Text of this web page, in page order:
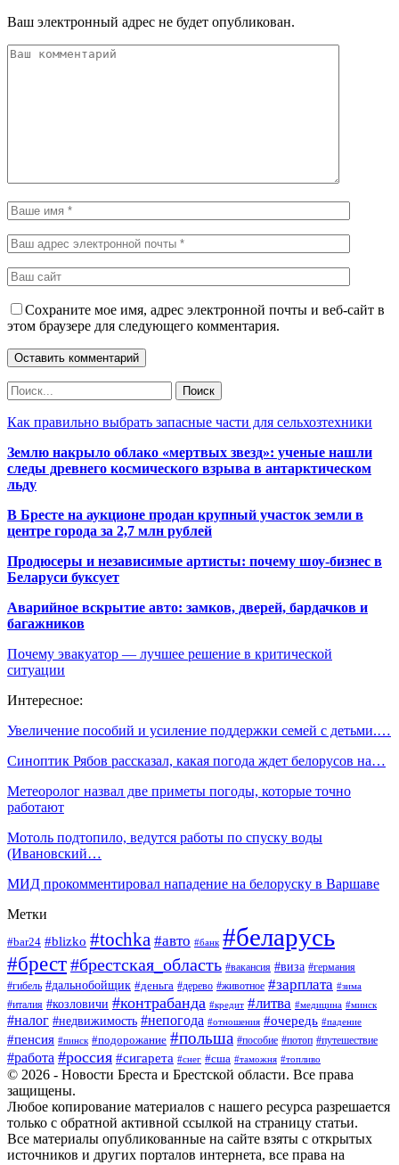
Ваш электронный адрес не будет опубликован.
Сохраните мое имя, адрес электронной почты и веб-сайт в
этом браузере для следующего комментария.
Как правильно выбрать запасные части для сельхозтехники
Землю накрыло облако «мертвых звезд»: ученые нашли
следы древнего космического взрыва в антарктическом
льду
В Бресте на аукционе продан крупный участок земли в
центре города за 2,7 млн рублей
Продюсеры и независимые артисты: почему шоу-бизнес в
Беларуси буксует
Аварийное вскрытие авто: замков, дверей, бардачков и
багажников
Почему эвакуатор — лучшее решение в критической
ситуации
Интересное:
Увеличение пособий и усиление поддержки семей с детьми.…
Синоптик Рябов рассказал, какая погода ждет белорусов на…
Метеоролог назвал две приметы погоды, которые точно
работают
Мотоль подтопило, ведутся работы по спуску воды
(Ивановский…
МИД прокомментировал нападение на белоруску в Варшаве
Метки
#bar24 #blizko #tochka #авто #банк #беларусь
#брест#брестская_область #вакансия #виза #германия
#гибель #дальнобойщик #деньга #дерево #животное #зарплата #зима
#италия #козловичи #контрабанда #кредит #литва #медицина #минск
#налог #недвижимость #непогода #отношения #очередь #падение
#пенсия #пинск #подорожание #польша #пособие #потоп #путешествие
#работа #россия #сигарета #снег #сша #таможня #топливо
© 2026 - Новости Бреста и Брестской области. Все права
защищены.
Любое копирование материалов с нашего ресурса разрешается
только с обратной активной ссылкой на страницу статьи.
Все материалы опубликованные на сайте взяты с открытых
источников и других порталов интернета, все права на